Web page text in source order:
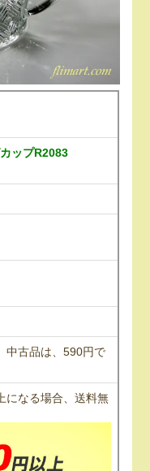
ップR2083
中古品は、590円で
になる場合、送料無